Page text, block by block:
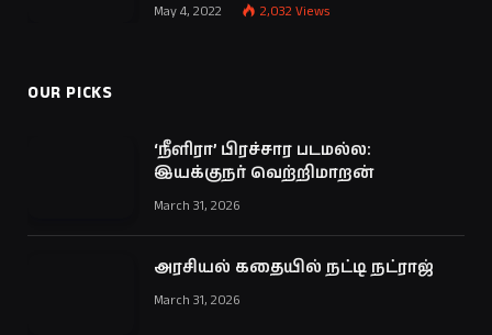
May 4, 2022 2,032 Views
OUR PICKS
‘நீளிரா’ பிரச்சார படமல்ல:
இயக்குநர் வெற்றிமாறன்
March 31, 2026
அரசியல் கதையில் நட்டி நட்ராஜ்
March 31, 2026